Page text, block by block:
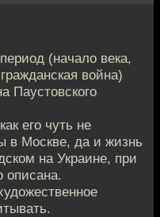
(начало века,
война)
Паустовского
его чуть не
в Москве, да и жизнь
на Украине, при
описана.